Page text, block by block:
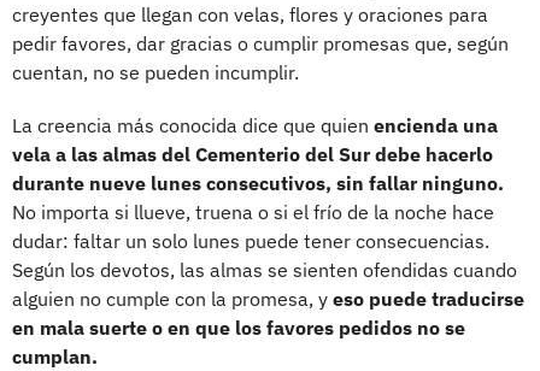
creyentes que llegan con velas, flores y oraciones para
pedir favores, dar gracias o cumplir promesas que, según
cuentan, no se pueden incumplir.
La creencia más conocida dice que quien encienda una
vela a las almas del Cementerio del Sur debe hacerlo
durante nueve lunes consecutivos, sin fallar ninguno.
No importa si llueve, truena o si el frío de la noche hace
dudar: faltar un solo lunes puede tener consecuencias.
Según los devotos, las almas se sienten ofendidas cuando
alguien no cumple con la promesa, y eso puede traducirse
en mala suerte o en que los favores pedidos no se
cumplan.